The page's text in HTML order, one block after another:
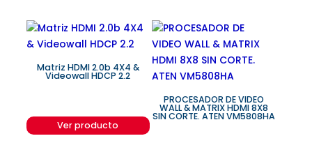
Matriz HDMI 2.0b 4X4 &
Videowall HDCP 2.2
Ver producto
PROCESADOR DE VIDEO
WALL & MATRIX HDMI 8X8
SIN CORTE. ATEN VM5808HA